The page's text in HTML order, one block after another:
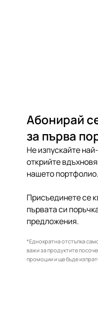
Абонирай
за първа
Не изпускайте
открийте
нашето портфолио.
Присъединете се
първата си
предложения.
*Еднократна отстъпка
важи за продуктите
промоции и ще бъде